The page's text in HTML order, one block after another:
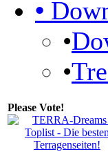
•
•
•
Please Vote!